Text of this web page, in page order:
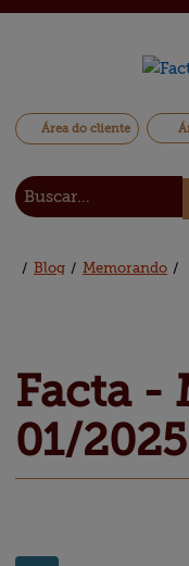
Área do cliente
/ Blog / Memorando /
Facta -
01/2025